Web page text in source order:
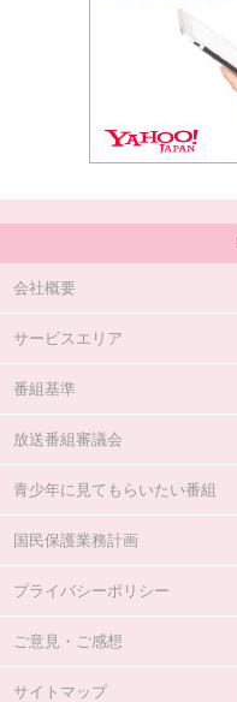
会社概要
サービスエリア
番組基準
放送番組審議会
青少年に見てもらいたい番組
国民保護業務計画
プライバシーポリシー
ご意見・ご感想
サイトマップ